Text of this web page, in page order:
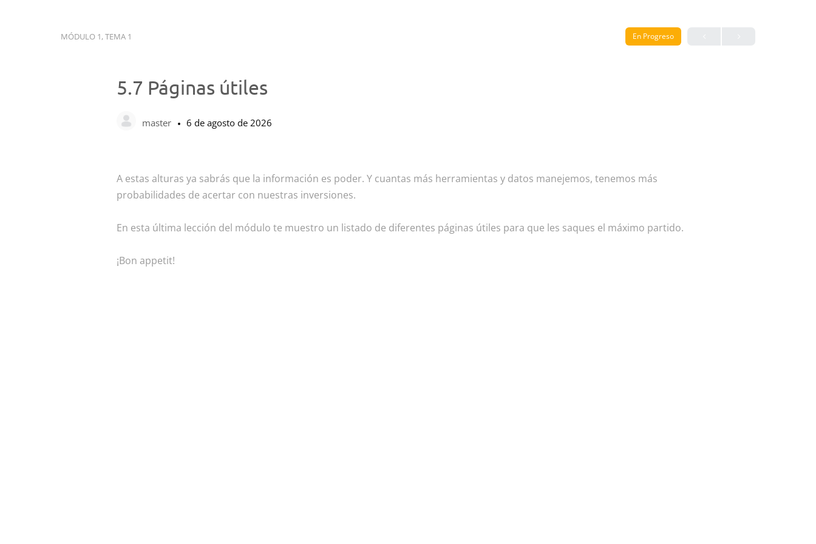
MÓDULO 1, TEMA 1 En Progreso
5.7 Páginas útiles
master 6 de agosto de 2026
A estas alturas ya sabrás que la información es poder. Y cuantas más herramientas y datos manejemos, tenemos más
probabilidades de acertar con nuestras inversiones.
En esta última lección del módulo te muestro un listado de diferentes páginas útiles para que les saques el máximo partido.
¡Bon appetit!